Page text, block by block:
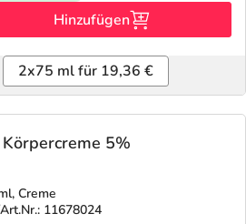
Hinzufügen
2x75 ml für 19,36 €
5%
Creme
11678024